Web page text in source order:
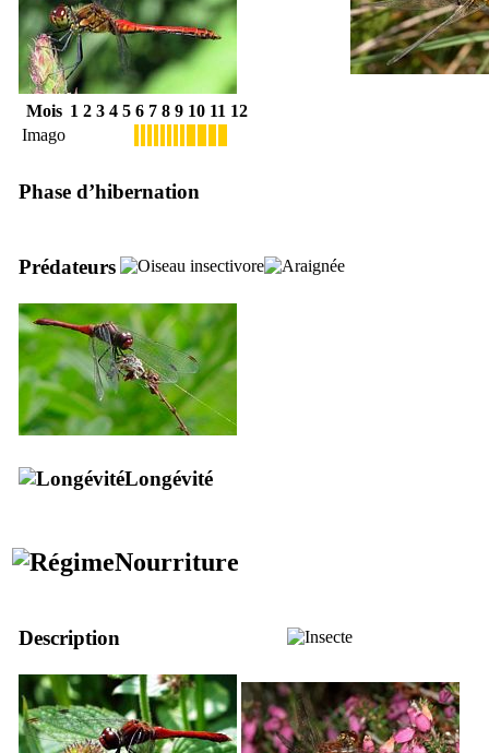
Mois 1 2 3 4 5 6 7 8 9 10 11 12
Imago
Phase d’hibernation
Prédateurs
Longévité
Nourriture
Description